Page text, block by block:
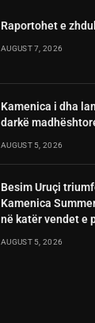
Raportohet e
AUGUST 7, 2026
Kamenica i dha
darkë
AUGUST 5, 2026
Besim Uruçi
Kamenica
në katër vendet e
AUGUST 5, 2026